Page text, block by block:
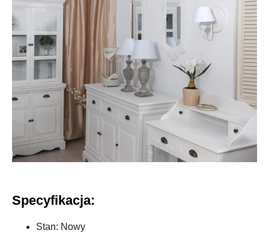
Specyfikacja:
Stan: Nowy